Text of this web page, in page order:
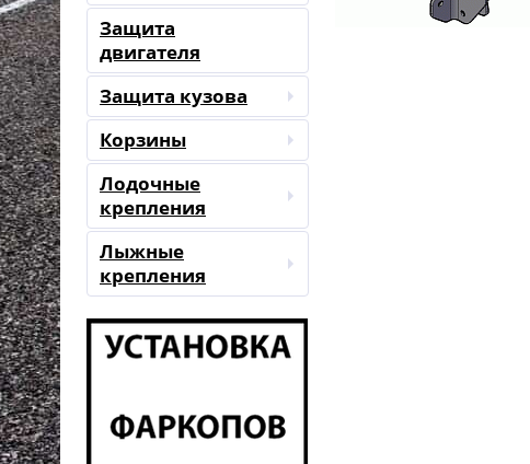
Защита
двигателя
Защита кузова
Корзины
Лодочные
крепления
Лыжные
крепления